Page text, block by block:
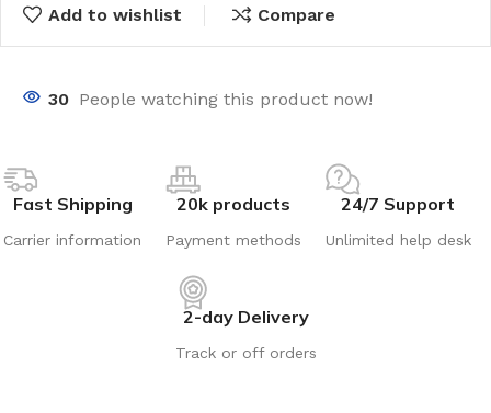
Add to wishlist Compare
30 People watching this product now!
Fast Shipping
Carrier information
20k products
Payment methods
24/7 Support
Unlimited help desk
2-day Delivery
Track or off orders